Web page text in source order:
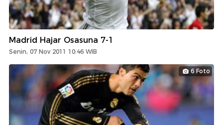
Madrid Hajar Osasuna 7-1
Senin, 07 Nov 2011 10:46 WIB
6 Foto